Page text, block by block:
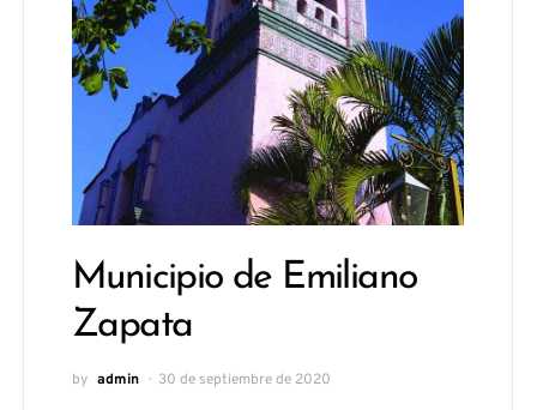
Municipio de Emiliano
Zapata
by admin 30 de septiembre de 2020